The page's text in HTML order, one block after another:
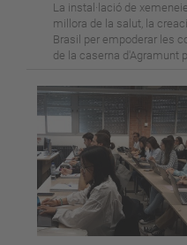
La instal·lació de
millora de la salut, la
Brasil per empoderar les
de la caserna d'Agramunt